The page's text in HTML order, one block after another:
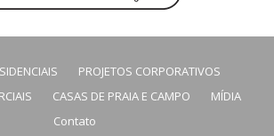
PROJETOS CORPORATIVOS
CASAS DE PRAIA E CAMPO
MÍDIA
Contato